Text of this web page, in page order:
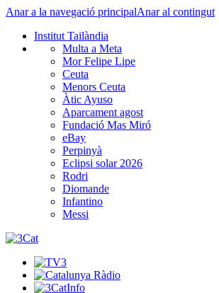
Anar a la navegació principalAnar al contingut
Institut Tailàndia
Multa a Meta
Mor Felipe Lipe
Ceuta
Menors Ceuta
Àtic Ayuso
Aparcament agost
Fundació Mas Miró
eBay
Perpinyà
Eclipsi solar 2026
Rodri
Diomande
Infantino
Messi